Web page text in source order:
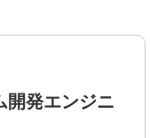
開発エンジニ